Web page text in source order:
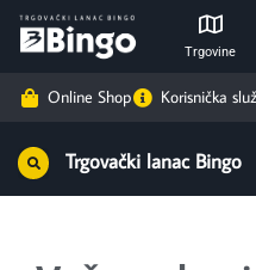
Trgovine
Online Shop Korisnička
Trgovački lanac Bingo